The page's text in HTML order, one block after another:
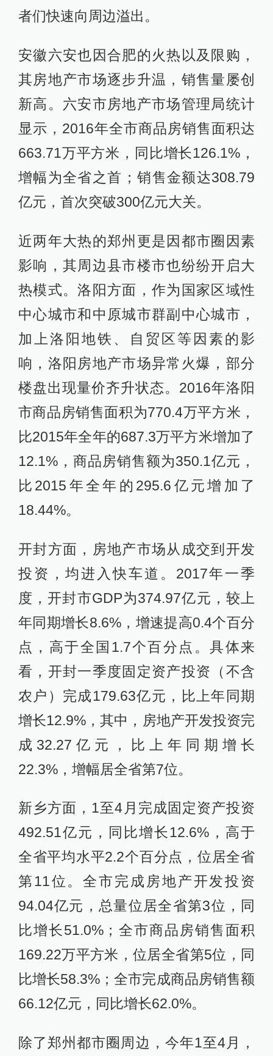
者们快速向周边溢出。
安徽六安也因合肥的火热以及限购，
其房地产市场逐步升温，销售量屡创
新高。六安市房地产市场管理局统计
显示，2016年全市商品房销售面积达
663.71万平方米，同比增长126.1%，
增幅为全省之首；销售金额达308.79
亿元，首次突破300亿元大关。
近两年大热的郑州更是因都市圈因素
影响，其周边县市楼市也纷纷开启大
热模式。洛阳方面，作为国家区域性
中心城市和中原城市群副中心城市，
加上洛阳地铁、自贸区等因素的影
响，洛阳房地产市场异常火爆，部分
楼盘出现量价齐升状态。2016年洛阳
市商品房销售面积为770.4万平方米，
比2015年全年的687.3万平方米增加了
12.1%，商品房销售额为350.1亿元，
比2015年全年的295.6亿元增加了
18.44%。
开封方面，房地产市场从成交到开发
投资，均进入快车道。2017年一季
度，开封市GDP为374.97亿元，较上
年同期增长8.6%，增速提高0.4个百分
点，高于全国1.7个百分点。具体来
看，开封一季度固定资产投资（不含
农户）完成179.63亿元，比上年同期
增长12.9%，其中，房地产开发投资完
成32.27亿元，比上年同期增长
22.3%，增幅居全省第7位。
新乡方面，1至4月完成固定资产投资
492.51亿元，同比增长12.6%，高于
全省平均水平2.2个百分点，位居全省
第11位。全市完成房地产开发投资
94.04亿元，总量位居全省第3位，同
比增长51.0%；全市商品房销售面积
169.22万平方米，位居全省第5位，同
比增长58.3%；全市完成商品房销售额
66.12亿元，同比增长62.0%。
除了郑州都市圈周边，今年1至4月，